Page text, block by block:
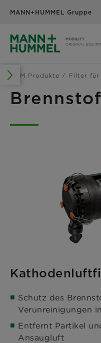
MANN+HUMMEL Gruppe
OEM Produkte Filter für
Schutz des
Verunreinigungen
Entfernt Partikel
Ansaugluft